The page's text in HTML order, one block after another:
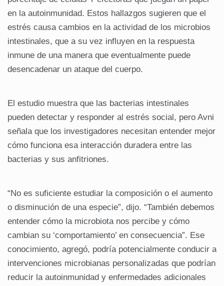
en la autoinmunidad. Estos hallazgos sugieren que el
estrés causa cambios en la actividad de los microbios
intestinales, que a su vez influyen en la respuesta
inmune de una manera que eventualmente puede
desencadenar un ataque del cuerpo.
El estudio muestra que las bacterias intestinales
pueden detectar y responder al estrés social, pero Avni
señala que los investigadores necesitan entender mejor
cómo funciona esa interacción duradera entre las
bacterias y sus anfitriones.
“No es suficiente estudiar la composición o el aumento
o disminución de una especie”, dijo. “También debemos
entender cómo la microbiota nos percibe y cómo
cambian su ‘comportamiento’ en consecuencia”. Ese
conocimiento, agregó, podría potencialmente conducir a
intervenciones microbianas personalizadas que podrían
reducir la autoinmunidad y enfermedades adicionales